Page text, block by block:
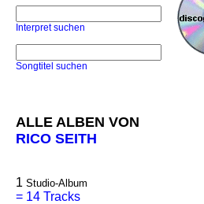
Interpret suchen
Songtitel suchen
ALLE ALBEN VON
RICO SEITH
1 Studio-Album
= 14 Tracks